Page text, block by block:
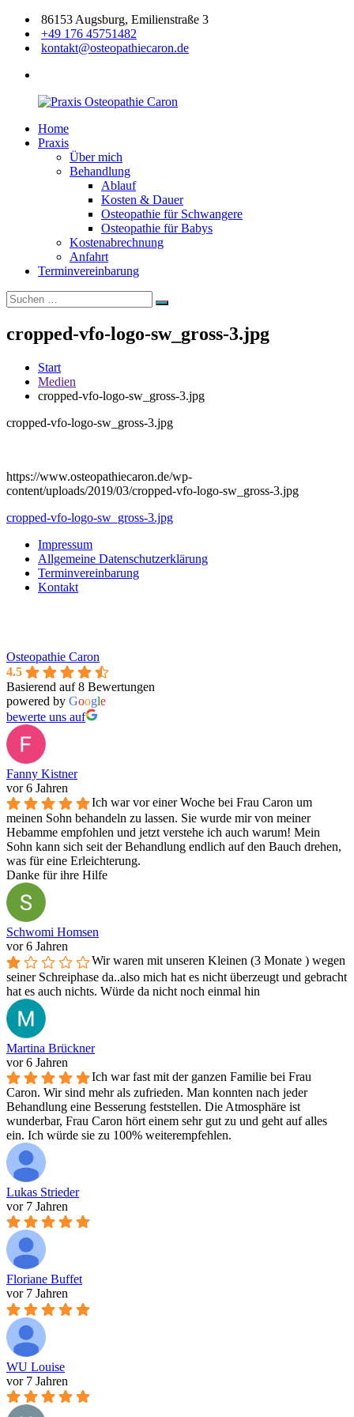
Zum
Inhalt
springen
86153 Augsburg, Emilienstraße 3
+49 176 45751482
kontakt@osteopathiecaron.de
Praxis
Osteopathie
Zertifizierte
Osteopathin
Home
Praxis
Über mich
Behandlung
Ablauf
Kosten & Dauer
Osteopathie für Schwangere
Osteopathie für Babys
Kostenabrechnung
Anfahrt
Terminvereinbarung
Suchen
nach:
Suchen
cropped-vfo-logo-sw_gross-3.jpg
Start
Medien
cropped-vfo-logo-sw_gross-3.jpg
cropped-vfo-logo-sw_gross-3.jpg
https://www.osteopathiecaron.de/wp-
content/uploads/2019/03/cropped-vfo-logo-sw_gross-3.jpg
Beitragsnavigation
cropped-vfo-logo-sw_gross-3.jpg
Impressum
Allgemeine Datenschutzerklärung
Terminvereinbarung
Kontakt
Osteopathie Caron
4.5
Basierend auf 8 Bewertungen
powered by Google
bewerte uns auf
Fanny Kistner
vor 6 Jahren
Ich war vor einer Woche bei Frau Caron um
meinen Sohn behandeln zu lassen. Sie wurde mir von meiner
Hebamme empfohlen und jetzt verstehe ich auch warum! Mein
Sohn kann sich seit der Behandlung endlich auf den Bauch drehen,
was für eine Erleichterung.
Danke für ihre Hilfe
Schwomi Homsen
vor 6 Jahren
Wir waren mit unseren Kleinen (3 Monate ) wegen
seiner Schreiphase da..also mich hat es nicht überzeugt und gebracht
hat es auch nichts. Würde da nicht noch einmal hin
Martina Brückner
vor 6 Jahren
Ich war fast mit der ganzen Familie bei Frau
Caron. Wir sind mehr als zufrieden. Man konnten nach jeder
Behandlung eine Besserung feststellen. Die Atmosphäre ist
wunderbar, Frau Caron hört einem sehr gut zu und geht auf alles
ein. Ich würde sie zu 100% weiterempfehlen.
Lukas Strieder
vor 7 Jahren
Floriane Buffet
vor 7 Jahren
WU Louise
vor 7 Jahren